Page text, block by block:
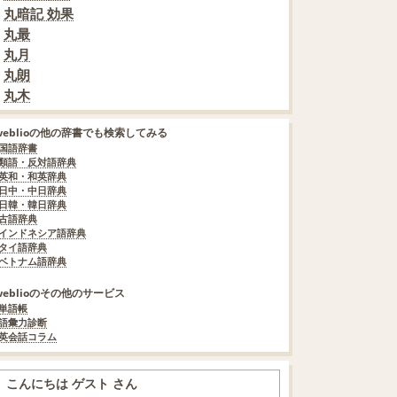
丸暗記 効果
丸最
丸月
丸朗
丸木
の他の辞書でも検索してみる
語辞書
語・反対語辞典
和・和英辞典
中・中日辞典
韓・韓日辞典
語辞典
ンドネシア語辞典
イ語辞典
トナム語辞典
のその他のサービス
語帳
彙力診断
会話コラム
こんにちは ゲスト さん